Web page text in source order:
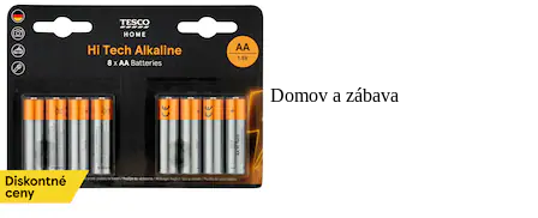
Domov a zábava